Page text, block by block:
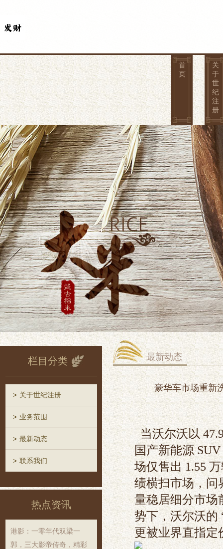
首
页
关
于
世
纪
注
册
栏目分类
关于世纪注册
业务范围
最新动态
联系我们
热点资讯
港影：一零年代双梁一
郭，三大影帝传奇，精彩
最新动态
豪华车市场重新
当沃尔沃以
国产新能源
场仅售出 1.55
绩横扫市场，问
量稳居细分市场
势下，沃尔沃的
更被业界直指定